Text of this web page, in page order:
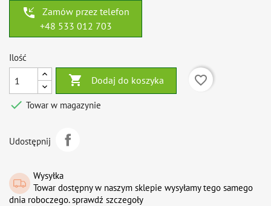
phone_callback
Zamów przez telefon
+48 533 012 703
Ilość
 Dodaj do koszyka
favorite_border
 Towar w magazynie
Udostępnij
Wysyłka
Towar dostępny w naszym sklepie wysyłamy tego samego
dnia roboczego. sprawdź szczegoły